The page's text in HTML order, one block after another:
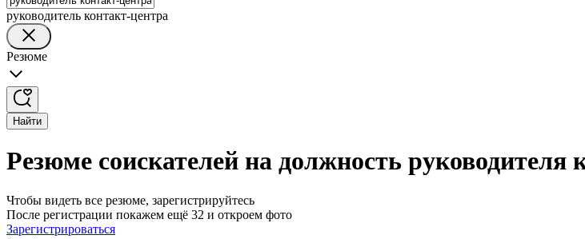
руководитель контакт-центра
Резюме
Найти
Резюме соискателей на должность руководителя
Чтобы видеть все резюме, зарегистрируйтесь
После регистрации покажем ещё 32 и откроем фото
Зарегистрироваться